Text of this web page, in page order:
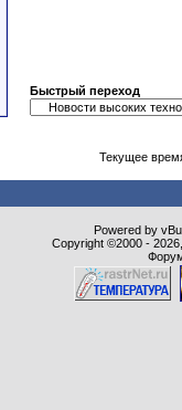
Быстрый переход
Текущее
Powered by
Copyright ©2000 -